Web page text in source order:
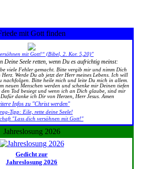
mit Gott finden
mit Gott!“ (Bibel, 2. Kor. 5,20)"
Deine Seele retten, wenn Du es aufrichtig meinst:
viele Fehler gemacht. Bitte vergib mir und nimm Dich
Werde Du ab jetzt der Herr meines Lebens. Ich will
Bitte heile mich und leite Du mich in allem.
neuen Menschen werden und schenke mir Deinen tiefen
Tod besiegt und wenn ich an Dich glaube, sind mir
danke ich Dir von Herzen, Herr Jesus. Amen
Infos zu "Christ werden"
Tipp: Eile, rette deine Seele!
"Lass dich versöhnen mit Gott!"
Jahreslosung 2026
Gedicht zur
Jahreslosung 2026